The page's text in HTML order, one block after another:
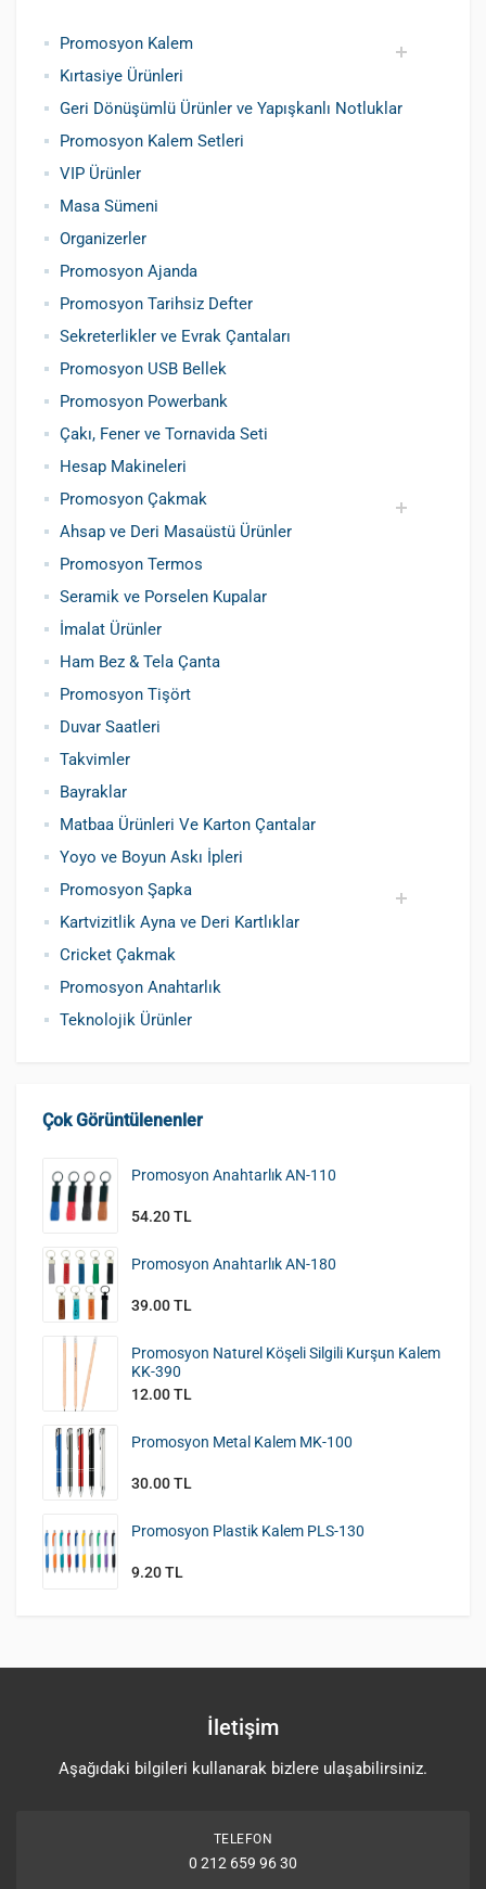
Promosyon Kalem
Promosyon Metal Kalem
Promosyon Roller Kalem
Promosyon Dokunmatik Kalem
Promosyon Plastik Kalem
Geri Dönüşümlü ve Tohumlu Kalemler
Promosyon Fosforlu Kalem
Kursun Kalemler
Kırtasiye Ürünleri
Geri Dönüşümlü Ürünler ve Yapışkanlı Notluklar
Promosyon Kalem Setleri
VIP Ürünler
Masa Sümeni
Organizerler
Promosyon Ajanda
Promosyon Tarihsiz Defter
Sekreterlikler ve Evrak Çantaları
Promosyon USB Bellek
Promosyon Powerbank
Çakı, Fener ve Tornavida Seti
Hesap Makineleri
Promosyon Çakmak
Siboplu Çakmak
Manyetolu Çakmak
Ahsap ve Deri Masaüstü Ürünler
Promosyon Termos
Seramik ve Porselen Kupalar
İmalat Ürünler
Ham Bez & Tela Çanta
Promosyon Tişört
Duvar Saatleri
Takvimler
Bayraklar
Matbaa Ürünleri Ve Karton Çantalar
Yoyo ve Boyun Askı İpleri
Promosyon Şapka
Pamuklu Şapka
Polyester Şapka
Baskılı Şapka Toptan
Kartvizitlik Ayna ve Deri Kartlıklar
Cricket Çakmak
Promosyon Anahtarlık
Teknolojik Ürünler
Çok Görüntülenenler
Promosyon Anahtarlık AN-110
54.20 TL
Promosyon Anahtarlık AN-180
39.00 TL
Promosyon Naturel Köşeli Silgili Kurşun Kalem
KK-390
12.00 TL
Promosyon Metal Kalem MK-100
30.00 TL
Promosyon Plastik Kalem PLS-130
9.20 TL
İletişim
Aşağıdaki bilgileri kullanarak bizlere ulaşabilirsiniz.
TELEFON
0 212 659 96 30